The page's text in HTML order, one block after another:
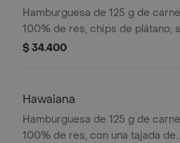
Hamburguesa de 125 g de carne
100% de res, chips de plátano,
queso costeño rallado y salsa
$ 34.400
Hawaiana
Hamburguesa de 125 g de carne
100% de res, con una tajada de